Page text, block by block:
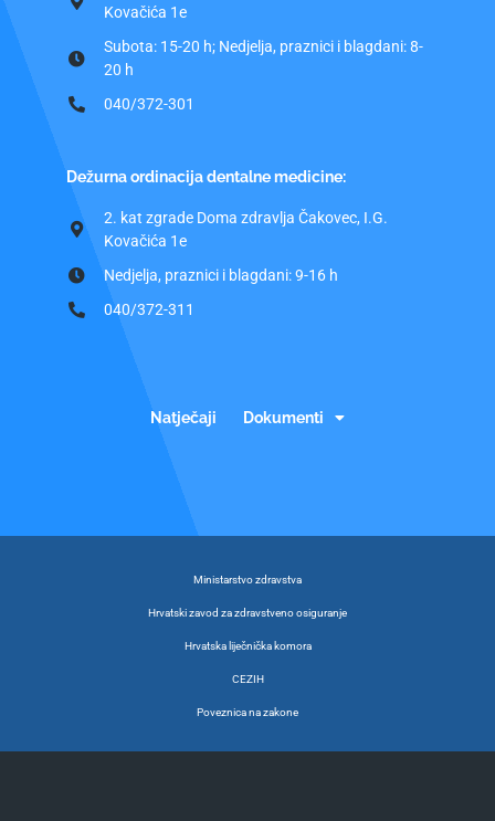
Kovačića 1e
Subota: 15-20 h; Nedjelja, praznici i blagdani: 8-
20 h
040/372-301
Dežurna ordinacija dentalne medicine:
2. kat zgrade Doma zdravlja Čakovec, I.G.
Kovačića 1e
Nedjelja, praznici i blagdani: 9-16 h
040/372-311
Natječaji Dokumenti
Ministarstvo zdravstva
Hrvatski zavod za zdravstveno osiguranje
Hrvatska liječnička komora
CEZIH
Poveznica na zakone